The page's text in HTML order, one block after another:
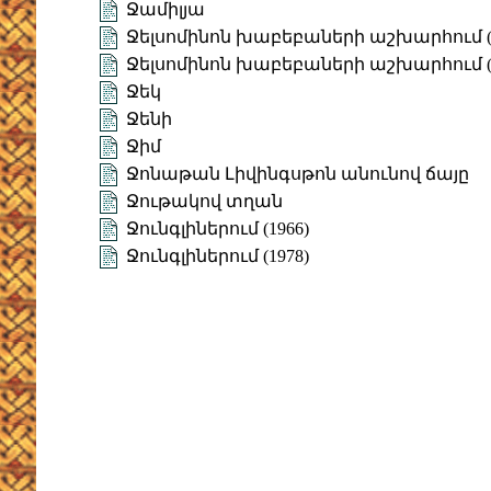
Ջամիլյա
Ջելսոմինոն խաբեբաների աշխարհում
Ջելսոմինոն խաբեբաների աշխարհում
Ջեկ
Ջենի
Ջիմ
Ջոնաթան Լիվինգսթոն անունով ճայը
Ջութակով տղան
Ջունգլիներում (1966)
Ջունգլիներում (1978)